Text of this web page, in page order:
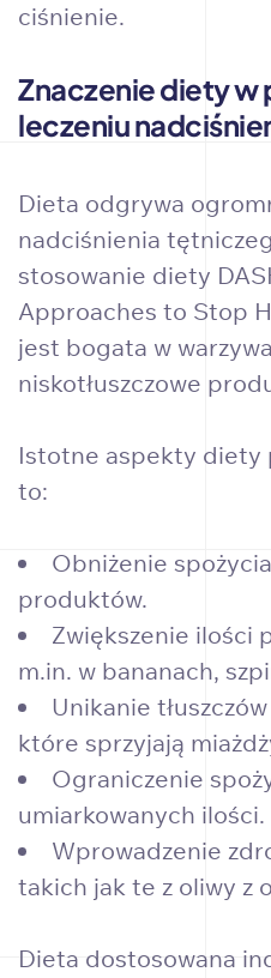
ciśnienie.
Znaczenie diety
leczeniu
Dieta odgrywa
nadciśnienia
stosowanie diety
Approaches to Stop
jest bogata w
niskotłuszczowe
Istotne aspekty diety
to:
Obniżenie
produktów.
Zwiększenie ilości
m.in. w bananach,
Unikanie
które sprzyjają
Ograniczenie
umiarkowanych ilości.
Wprowadzenie
takich jak te z oliwy z
Dieta dostosowana